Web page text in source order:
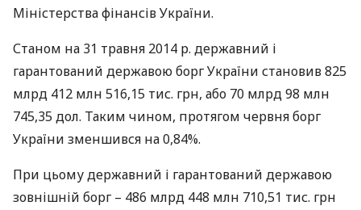
Міністерства фінансів України.
Станом на 31 травня 2014 р. державний і
гарантований державою борг України становив 825
млрд 412 млн 516,15 тис. грн, або 70 млрд 98 млн
745,35 дол. Таким чином, протягом червня борг
України зменшився на 0,84%.
При цьому державний і гарантований державою
зовнішній борг – 486 млрд 448 млн 710,51 тис. грн